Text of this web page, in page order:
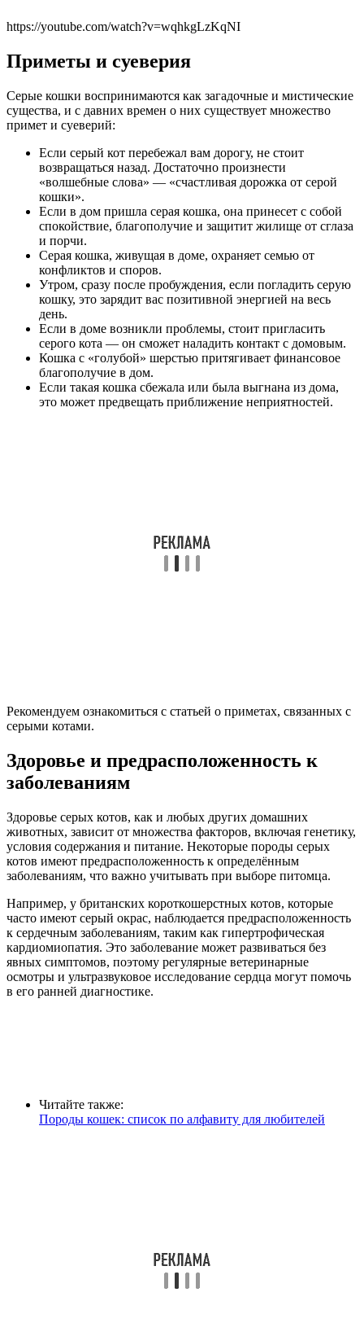
https://youtube.com/watch?v=wqhkgLzKqNI
Приметы и суеверия
Серые кошки воспринимаются как загадочные и мистические
существа, и с давних времен о них существует множество
примет и суеверий:
Если серый кот перебежал вам дорогу, не стоит
возвращаться назад. Достаточно произнести
«волшебные слова» — «счастливая дорожка от серой
кошки».
Если в дом пришла серая кошка, она принесет с собой
спокойствие, благополучие и защитит жилище от сглаза
и порчи.
Серая кошка, живущая в доме, охраняет семью от
конфликтов и споров.
Утром, сразу после пробуждения, если погладить серую
кошку, это зарядит вас позитивной энергией на весь
день.
Если в доме возникли проблемы, стоит пригласить
серого кота — он сможет наладить контакт с домовым.
Кошка с «голубой» шерстью притягивает финансовое
благополучие в дом.
Если такая кошка сбежала или была выгнана из дома,
это может предвещать приближение неприятностей.
Рекомендуем ознакомиться с статьей о приметах, связанных с
серыми котами.
Здоровье и предрасположенность к
заболеваниям
Здоровье серых котов, как и любых других домашних
животных, зависит от множества факторов, включая генетику,
условия содержания и питание. Некоторые породы серых
котов имеют предрасположенность к определённым
заболеваниям, что важно учитывать при выборе питомца.
Например, у британских короткошерстных котов, которые
часто имеют серый окрас, наблюдается предрасположенность
к сердечным заболеваниям, таким как гипертрофическая
кардиомиопатия. Это заболевание может развиваться без
явных симптомов, поэтому регулярные ветеринарные
осмотры и ультразвуковое исследование сердца могут помочь
в его ранней диагностике.
Читайте также:
Породы кошек: список по алфавиту для любителей